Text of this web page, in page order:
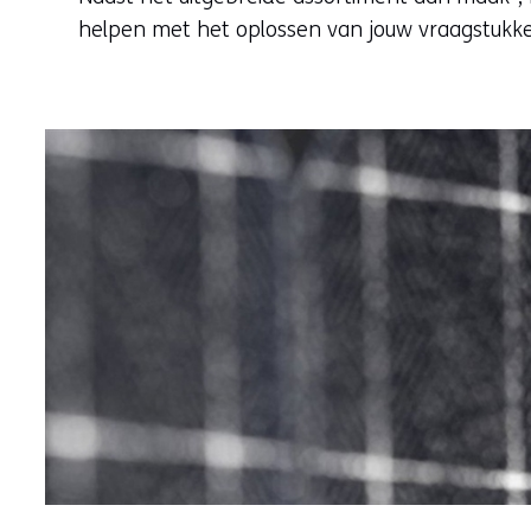
helpen met het oplossen van jouw